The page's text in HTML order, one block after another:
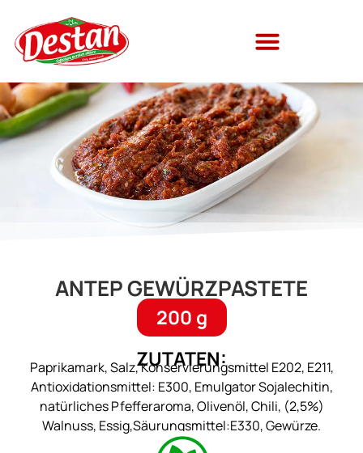
ANTEP GEWÜRZPASTETE
200 g
ZUTATEN:
Paprikamark, Salz, Konservierungsmittel E202, E211,
Antioxidationsmittel: E300, Emulgator Sojalechitin,
natürliches Pfefferaroma, Olivenöl, Chili, (2,5%)
Walnuss, Essig,Säurungsmittel:E330, Gewürze.